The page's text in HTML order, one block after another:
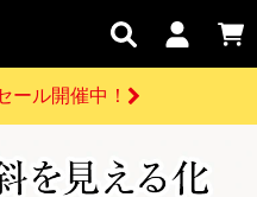
ス
お問い
合わせ
はじめての
報はこちら
ンペーン
ガイド
はこちら
て探す レーダー探知機
する
ーポンご利用可能！
ール開催中！